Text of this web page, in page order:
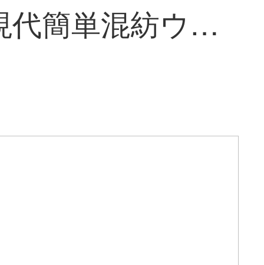
紳士犬現代簡単混紡ウールオーダーメイド絨毯リビングルームのベッドサイドのタペストリー丸いお茶のタペストリーを選んで注文します。ニュージーランド純毛オーダーメイド絨毯を注文します。商品の納期を確認してください。